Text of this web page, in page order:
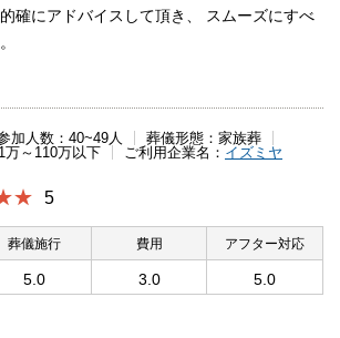
確にアドバイスして頂き、 スムーズにすべ
加人数：40~49人
葬儀形態：家族葬
万～110万以下
ご利用企業名： イズミヤ
5
葬儀施行
5.0
費用
3.0
アフター対応
5.0